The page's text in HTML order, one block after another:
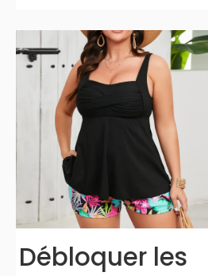
Débloquer les